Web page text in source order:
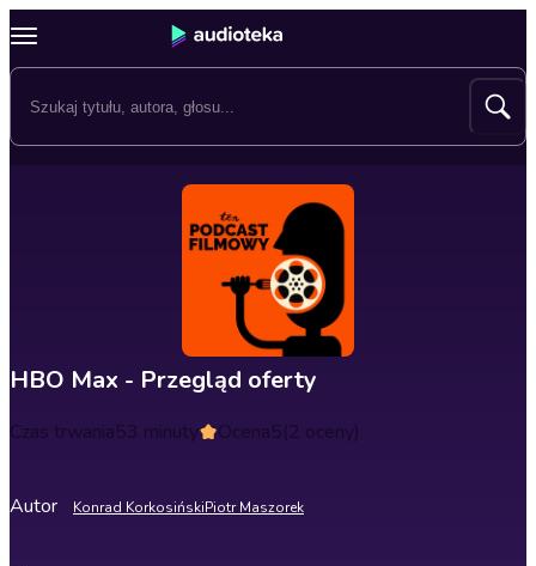
HBO Max - Przegląd oferty
Czas trwania53 minuty Ocena5(2 oceny)
Autor Konrad KorkosińskiPiotr Maszorek